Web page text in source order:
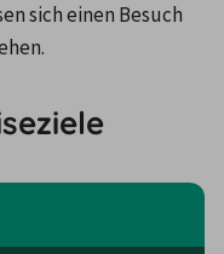
sich einen Besuch